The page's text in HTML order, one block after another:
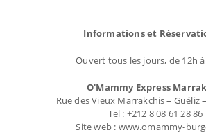
Informations et
Ouvert tous les jours, de 12h
O'Mammy Express
Rue des Vieux Marrakchis – Guéliz
Tel : +212 8 08 61 28 86
Site web : www.omammy-